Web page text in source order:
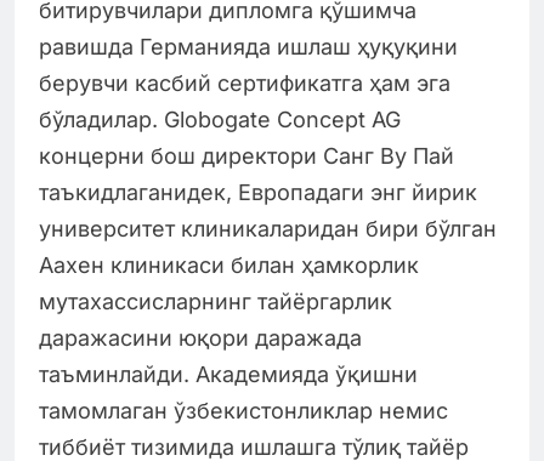
битирувчилари дипломга қўшимча
равишда Германияда ишлаш ҳуқуқини
берувчи касбий сертификатга ҳам эга
бўладилар. Globogate Concept AG
концерни бош директори Санг Ву Пай
таъкидлаганидек, Европадаги энг йирик
университет клиникаларидан бири бўлган
Аахен клиникаси билан ҳамкорлик
мутахассисларнинг тайёргарлик
даражасини юқори даражада
таъминлайди. Академияда ўқишни
тамомлаган ўзбекистонликлар немис
тиббиёт тизимида ишлашга тўлиқ тайёр